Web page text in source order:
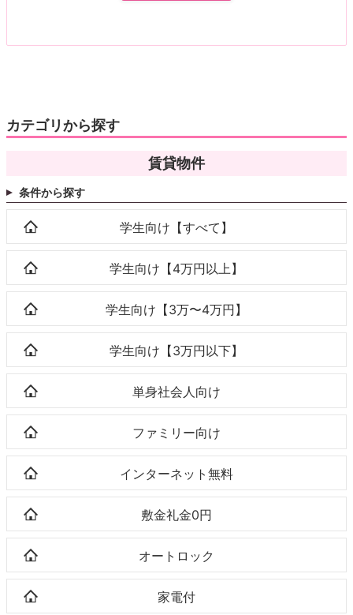
カテゴリから探す
賃貸物件
条件から探す
学生向け【すべて】
学生向け【4万円以上】
学生向け【3万〜4万円】
学生向け【3万円以下】
単身社会人向け
ファミリー向け
インターネット無料
敷金礼金0円
オートロック
家電付